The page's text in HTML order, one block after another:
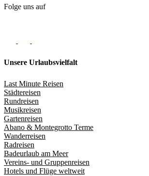
Folge uns auf
Unsere Urlaubsvielfalt
Last Minute Reisen
Städtereisen
Rundreisen
Musikreisen
Gartenreisen
Abano & Montegrotto Terme
Wanderreisen
Radreisen
Badeurlaub am Meer
Vereins- und Gruppenreisen
Hotels und Flüge weltweit